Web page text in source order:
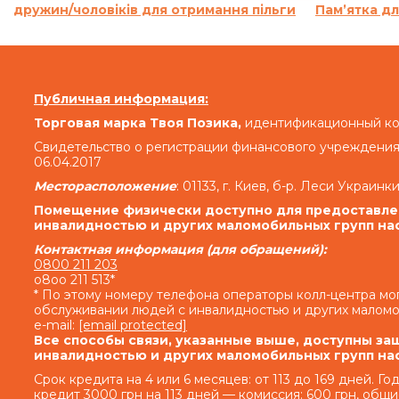
По договору
Кредита (если условия Договора
денежных средств (если условия
денежных средств) и/или суммы Кредита в
кодекса Украины Кредитодатель имеет право
семьсот) процентов годовых от просроченной
день просрочки на сумму задолженности,
выдачу Кредита (если условия Договора
денежных средств (если условия
денежных средств) и/или на просроченную
Кредитодатель не начисляет проценты
Совокупная сумма начисленных процентов
нарушение исполнения обязательств на
Кредитодателя по Договору, с учетом
дополнительных
дружин/чоловіків для отримання пільги
Пам’ятка
Публичная информация:
Торговая марка Твоя Позика, идентификационный
Свидетельство о регистрации финансового
06.04.2017
Месторасположение: 01133, г. Киев, б-р. Леси
Помещение физически доступно для
инвалидностью и других маломобильных групп
Контактная информация (для обращений):
0800 211 203
o8oo 211 513*
* По этому номеру телефона операторы колл-центра
обслуживании людей с инвалидностью и других
e-mail: [email protected]
Все способы связи, указанные выше, доступны
инвалидностью и других маломобильных групп
Срок кредита на 4 или 6 месяцев: от 113 до 169 дней.
кредит 3000 грн на 113 дней — комиссия: 600 грн,